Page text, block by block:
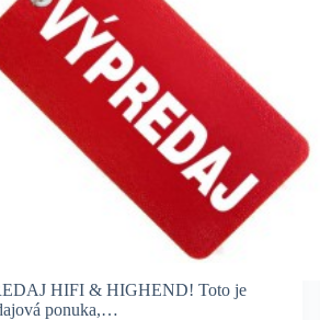
HIFI & HIGHEND! Toto je
ponuka,…